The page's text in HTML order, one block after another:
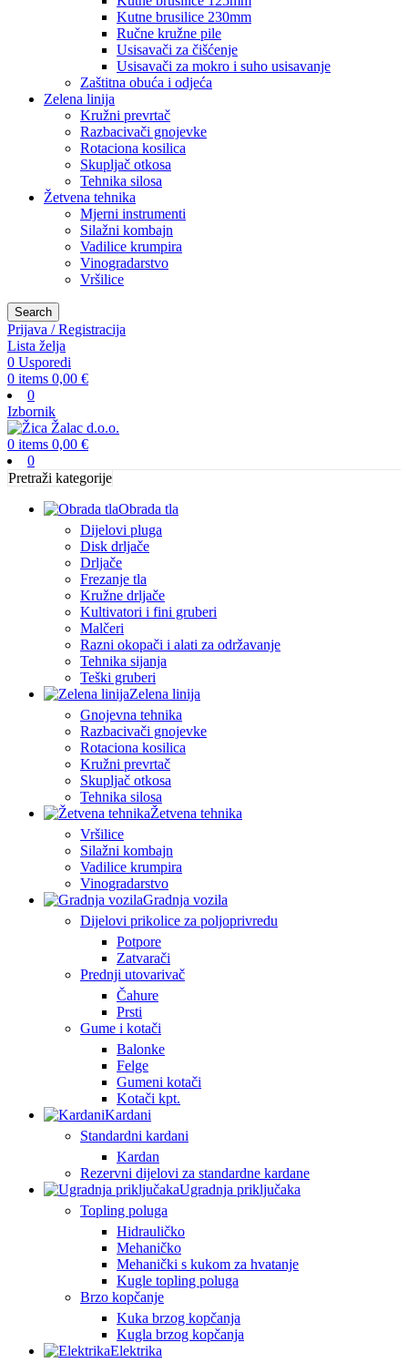
Kutne brusilice 230mm
Ručne kružne pile
Usisavači za čišćenje
Usisavači za mokro i suho usisavanje
Zaštitna obuća i odjeća
Zelena linija
Kružni prevrtač
Razbacivači gnojevke
Rotaciona kosilica
Skupljač otkosa
Tehnika silosa
Žetvena tehnika
Mjerni instrumenti
Silažni kombajn
Vadilice krumpira
Vinogradarstvo
Vršilice
Search
Prijava / Registracija
Lista želja
0 Usporedi
0 items 0,00 €
0
Izbornik
0 items 0,00 €
0
Pretraži kategorije
Obrada tla
Dijelovi pluga
Disk drljače
Drljače
Frezanje tla
Kružne drljače
Kultivatori i fini gruberi
Malčeri
Razni okopači i alati za održavanje
Tehnika sijanja
Teški gruberi
Zelena linija
Gnojevna tehnika
Razbacivači gnojevke
Rotaciona kosilica
Kružni prevrtač
Skupljač otkosa
Tehnika silosa
Žetvena tehnika
Vršilice
Silažni kombajn
Vadilice krumpira
Vinogradarstvo
Gradnja vozila
Dijelovi prikolice za poljoprivredu
Potpore
Zatvarači
Prednji utovarivač
Čahure
Prsti
Gume i kotači
Balonke
Felge
Gumeni kotači
Kotači kpt.
Kardani
Standardni kardani
Kardan
Rezervni dijelovi za standardne kardane
Ugradnja priključaka
Topling poluga
Hidrauličko
Mehaničko
Mehanički s kukom za hvatanje
Kugle topling poluga
Brzo kopčanje
Kuka brzog kopčanja
Kugla brzog kopčanja
Elektrika